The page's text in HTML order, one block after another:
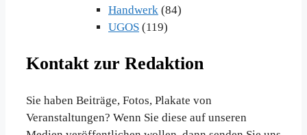
Handwerk (84)
UGOS (119)
Kontakt zur Redaktion
Sie haben Beiträge, Fotos, Plakate von
Veranstaltungen? Wenn Sie diese auf unseren